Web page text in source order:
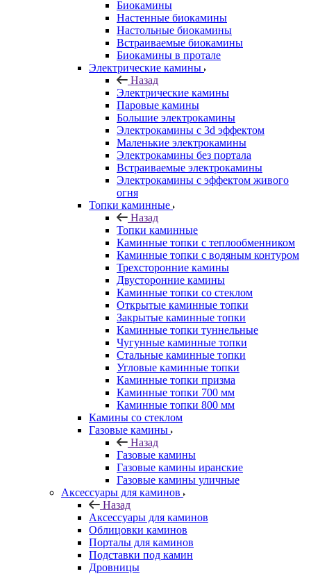
Биокамины
Настенные биокамины
Настольные биокамины
Встраиваемые биокамины
Биокамины в протале
Электрические камины
Назад
Электрические камины
Паровые камины
Большие электрокамины
Электрокамины с 3d эффектом
Маленькие электрокамины
Электрокамины без портала
Встраиваемые электрокамины
Электрокамины с эффектом живого
огня
Топки каминные
Назад
Топки каминные
Каминные топки с теплообменником
Каминные топки с водяным контуром
Трехсторонние камины
Двусторонние камины
Каминные топки со стеклом
Открытые каминные топки
Закрытые каминные топки
Каминные топки туннельные
Чугунные каминные топки
Стальные каминные топки
Угловые каминные топки
Каминные топки призма
Каминные топки 700 мм
Каминные топки 800 мм
Камины со стеклом
Газовые камины
Назад
Газовые камины
Газовые камины иранские
Газовые камины уличные
Аксессуары для каминов
Назад
Аксессуары для каминов
Облицовки каминов
Порталы для каминов
Подставки под камин
Дровницы